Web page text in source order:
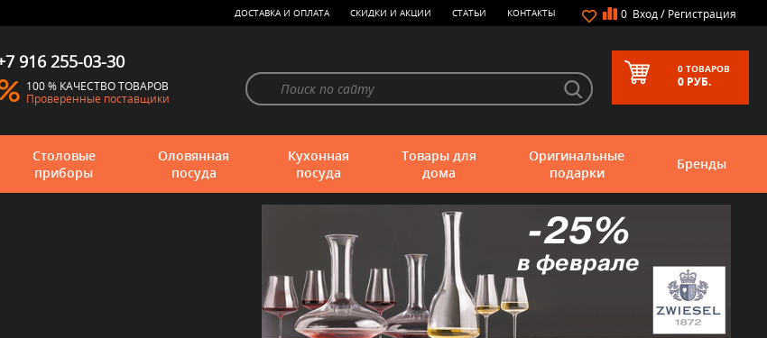
0 Вход/ Регистрация
ДОСТАВКА И ОПЛАТА СКИДКИ И АКЦИИ СТАТЬИ КОНТАКТЫ
916 255-03-30
100 % КАЧЕСТВО ТОВАРОВ
Проверенные поставщики
0 ТОВАРОВ
0 РУБ.
Столовые
приборы
Оловянная
посуда
Кухонная
посуда
Товары для
дома
Оригинальные
подарки
Бренды